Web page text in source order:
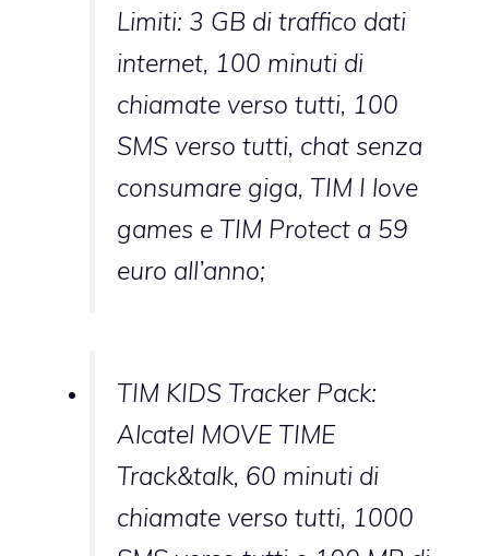
Limiti: 3 GB di traffico dati
internet, 100 minuti di
chiamate verso tutti, 100
SMS verso tutti, chat senza
consumare giga, TIM I love
games e TIM Protect a 59
euro all’anno;
TIM KIDS Tracker Pack:
Alcatel MOVE TIME
Track&talk, 60 minuti di
chiamate verso tutti, 1000